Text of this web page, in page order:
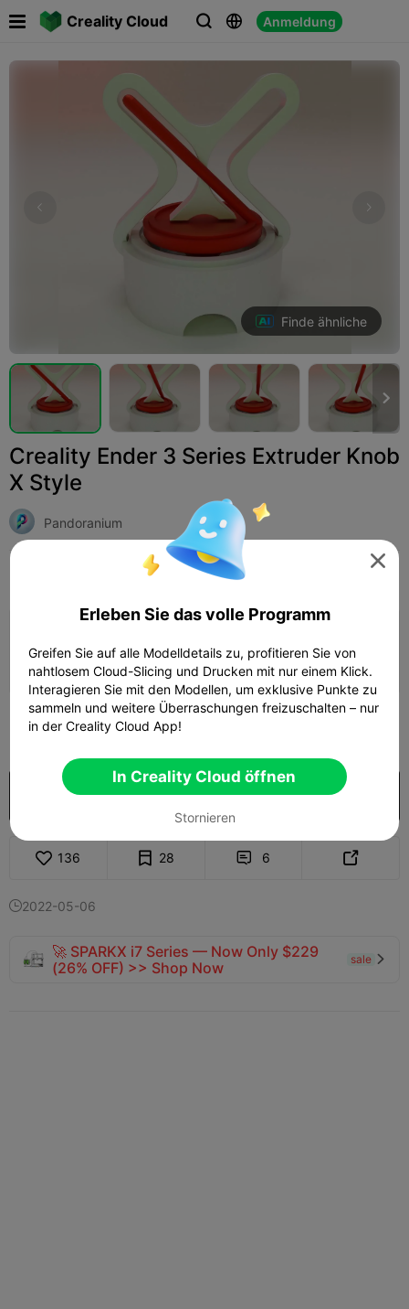
Creality Cloud   Anmeldung
 
Finde ähnliche

Creality Ender 3 Series Extruder Knob
X Style
Pandoranium
Hinzufügen 3D-Drucker
Mehr Punkte verdienen
300
Kaufen
136 28  6 
2022-05-06
🚀 SPARKX i7 Series — Now Only $229
(26% OFF) >> Shop Now
sale 

Erleben Sie das volle Programm
Greifen Sie auf alle Modelldetails zu, profitieren Sie von
nahtlosem Cloud-Slicing und Drucken mit nur einem Klick.
Interagieren Sie mit den Modellen, um exklusive Punkte zu
sammeln und weitere Überraschungen freizuschalten – nur
in der Creality Cloud App!
In Creality Cloud öffnen
Stornieren